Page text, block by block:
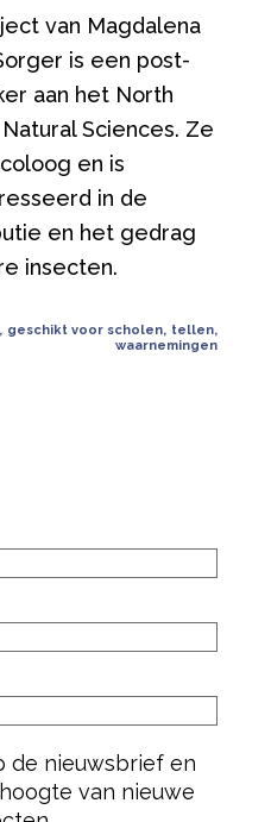
van Magdalena
is een post-
aan het North
Sciences. Ze
en is
in de
en het gedrag
insecten.
, geschikt voor scholen, tellen,
waarnemingen
de nieuwsbrief en
van nieuwe